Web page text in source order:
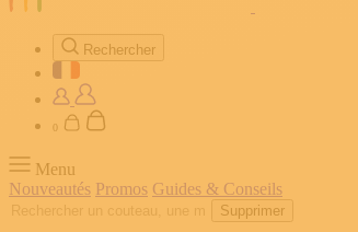
Rechercher
0
Menu
Nouveautés Promos Guides & Conseils
Supprimer